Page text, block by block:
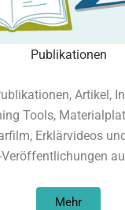
Publikationen
Artikel,
Tools,
Erklärvideos
Mehr